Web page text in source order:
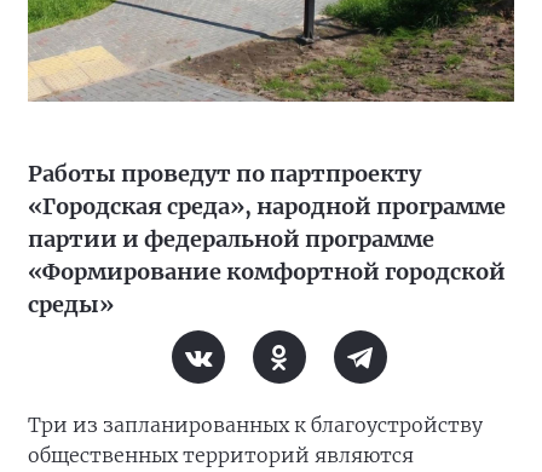
Работы проведут по партпроекту
«Городская среда», народной программе
партии и федеральной программе
«Формирование комфортной городской
среды»
Три из запланированных к благоустройству
общественных территорий являются